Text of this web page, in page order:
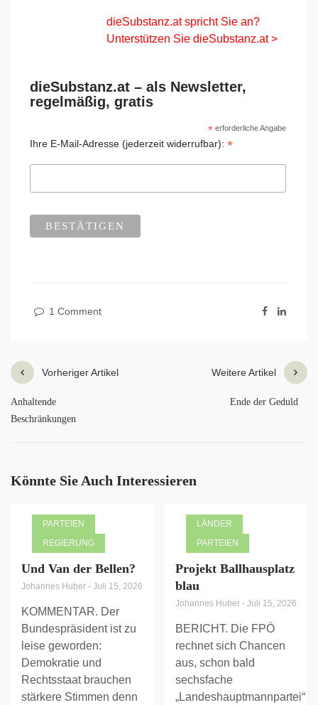
dieSubstanz.at spricht Sie an?
Unterstützen Sie dieSubstanz.at >
dieSubstanz.at – als Newsletter,
regelmäßig, gratis
*erforderliche Angabe
Ihre E-Mail-Adresse (jederzeit widerrufbar): *
1 Comment
Vorheriger Artikel
Anhaltende
Beschränkungen
Weitere Artikel
Ende der Geduld
Könnte Sie Auch Interessieren
PARTEIEN
REGIERUNG
Und Van der Bellen?
Johannes Huber - Juli 15, 2026
KOMMENTAR. Der
Bundespräsident ist zu
leise geworden:
Demokratie und
Rechtsstaat brauchen
stärkere Stimmen denn
LÄNDER
PARTEIEN
Projekt Ballhausplatz
blau
Johannes Huber - Juli 15, 2026
BERICHT. Die FPÖ
rechnet sich Chancen
aus, schon bald
sechsfache
„Landeshauptmannpartei“